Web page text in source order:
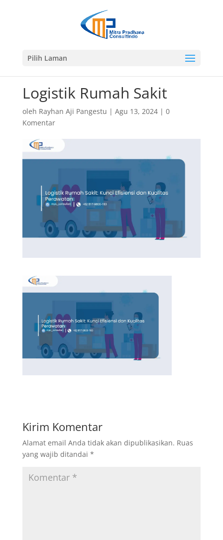
Pilih Laman
Logistik Rumah Sakit
oleh Rayhan Aji Pangestu | Agu 13, 2024| 0
Komentar
Kirim Komentar
Alamat email Anda tidak akan dipublikasikan. Ruas
yang wajib ditandai *